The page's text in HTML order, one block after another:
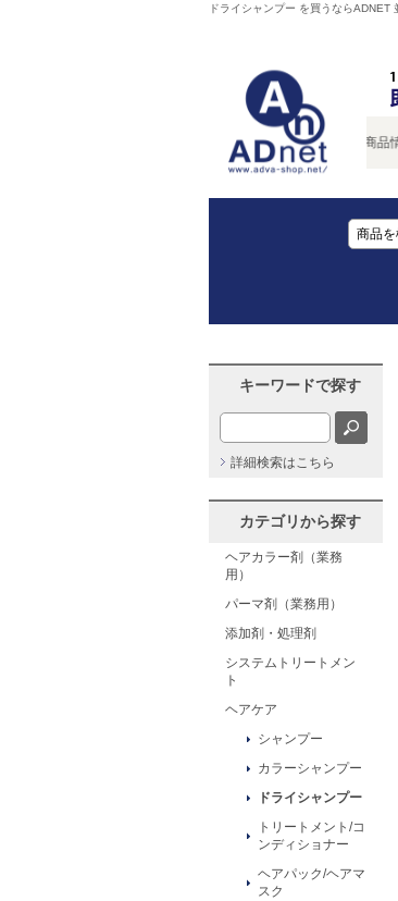
ドライシャンプー を買うならADNET
新商品情報・
キーワードで探す
詳細検索はこちら
カテゴリから探す
ヘアカラー剤（業務
用）
パーマ剤（業務用）
添加剤・処理剤
システムトリートメン
ト
ヘアケア
シャンプー
カラーシャンプー
ドライシャンプー
トリートメント/コ
ンディショナー
ヘアパック/ヘアマ
スク